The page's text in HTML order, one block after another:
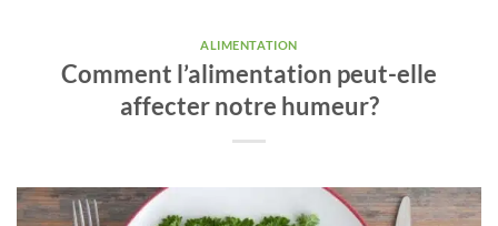
ALIMENTATION
Comment l’alimentation peut-elle
affecter notre humeur?